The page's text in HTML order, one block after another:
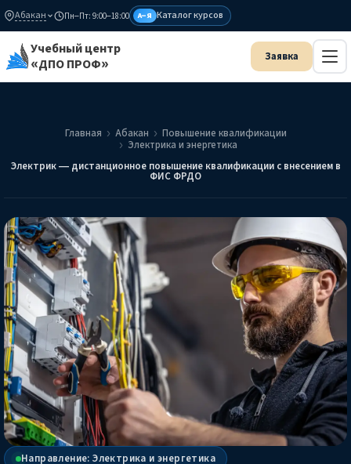
Абакан Пн–Пт: 9:00–18:00 А–Я Каталог курсов
Учебный центр
«ДПО ПРОФ»
Главная Абакан
Повышение квалификации
Электрика и энергетика
Электрик — дистанционное повышение квалификации с внесением в
ФИС ФРДО
Направление: Электрика и энергетика